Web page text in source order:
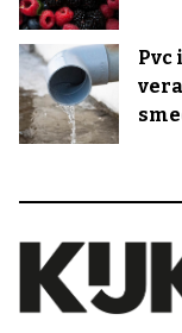
Pvc